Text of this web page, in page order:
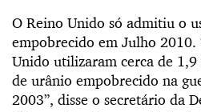
O Reino Unido só admitiu o
empobrecido em Julho 2010.
Unido utilizaram cerca de
de urânio empobrecido na
2003”, disse o secretário da